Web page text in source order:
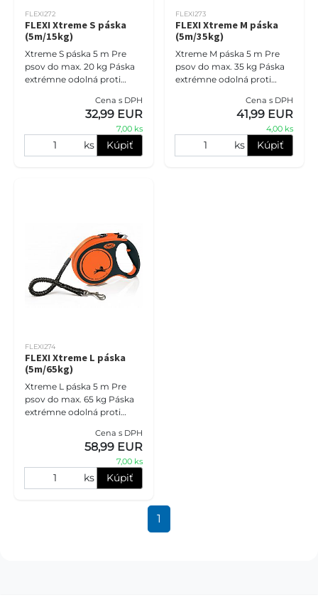
FLEXI272
FLEXI Xtreme S páska
(5m/15kg)
Xtreme S páska 5 m Pre
psov do max. 20 kg Páska
extrémne odolná proti
] Elastický prvok vodítka s
mäkkým zastavením
Cena s DPH
32,99 EUR
7,00 ks
ks Kúpiť
FLEXI273
FLEXI Xtreme M páska
(5m/35kg)
Xtreme M páska 5 m Pre
psov do max. 35 kg Páska
extrémne odolná proti
] Elastický prvok vodítka s
mäkkým zastavením Nasta
Cena s DPH
41,99 EUR
4,00 ks
ks Kúpiť
FLEXI274
FLEXI Xtreme L páska
(5m/65kg)
Xtreme L páska 5 m Pre
psov do max. 65 kg Páska
extrémne odolná proti
] Elastický prvok vodítka s
mäkkým zastavením Nasta
Cena s DPH
58,99 EUR
7,00 ks
ks Kúpiť
1